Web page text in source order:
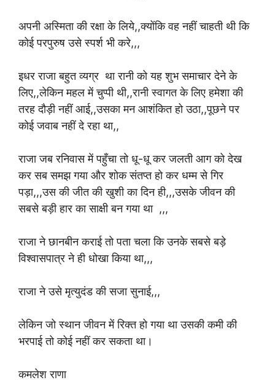
अपनी अस्मिता की रक्षा के लिये,,क्योंकि वह नहीं चाहती थी कि
कोई परपुरुष उसे स्पर्श भी करे,,,
इधर राजा बहुत व्यग्र था रानी को यह शुभ समाचार देने के
लिए,,लेकिन महल में चुप्पी थी,,रानी स्वागत के लिए हमेशा की
तरह दौड़ी नहीं आई,,उसका मन आशंकित हो उठा,,पूछने पर
कोई जवाब नहीं दे रहा था,,
राजा जब रनिवास में पहुँचा तो धू-धू कर जलती आग को देख
कर सब समझ गया और शोक संतप्त हो कर धम्म से गिर
पड़ा,,,उस की जीत की खुशी का दिन ही,,,उसके जीवन की
सबसे बड़ी हार का साक्षी बन गया था ,,,
राजा ने छानबीन कराई तो पता चला कि उनके सबसे बड़े
विश्वासपात्र ने ही धोखा किया था,,,
राजा ने उसे मृत्युदंड की सजा सुनाई,,,
लेकिन जो स्थान जीवन में रिक्त हो गया था उसकी कमी की
भरपाई तो कोई नहीं कर सकता था।
कमलेश राणा